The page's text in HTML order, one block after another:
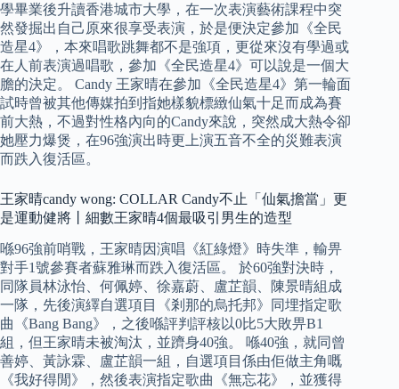
學畢業後升讀香港城市大學，在一次表演藝術課程中突
然發掘出自己原來很享受表演，於是便決定參加《全民
造星4》，本來唱歌跳舞都不是強項，更從來沒有學過或
在人前表演過唱歌，參加《全民造星4》可以說是一個大
膽的決定。 Candy 王家晴在參加《全民造星4》第一輪面
試時曾被其他傳媒拍到指她樣貌標緻仙氣十足而成為賽
前大熱，不過對性格內向的Candy來說，突然成大熱令卻
她壓力爆煲，在96強演出時更上演五音不全的災難表演
而跌入復活區。
王家晴candy wong: COLLAR Candy不止「仙氣擔當」更
是運動健將丨細數王家晴4個最吸引男生的造型
喺96強前哨戰，王家晴因演唱《紅綠燈》時失準，輸畀
對手1號參賽者蘇雅琳而跌入復活區。 於60強對決時，
同隊員林泳怡、何佩婷、徐嘉蔚、盧芷韻、陳景晴組成
一隊，先後演繹自選項目《剎那的烏托邦》同埋指定歌
曲《Bang Bang》，之後喺評判評核以0比5大敗畀B1
組，但王家晴未被淘汰，並躋身40強。 喺40強，就同曾
善婷、黃詠霖、盧芷韻一組，自選項目係由佢做主角嘅
《我好得閒》，然後表演指定歌曲《無忘花》，並獲得